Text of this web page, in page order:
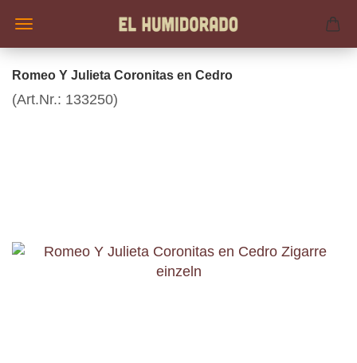
Romeo Y Julieta Coronitas en Cedro
(Art.Nr.: 133250)